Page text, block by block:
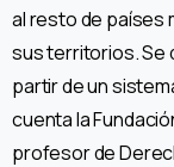
al resto de países
sus territorios. Se
partir de un
cuenta la
profesor de